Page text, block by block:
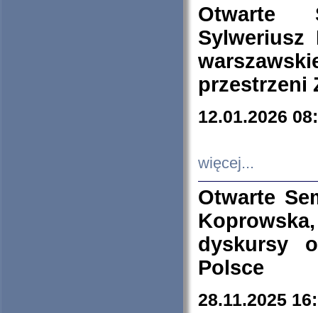
Otwarte
Sylweriusz
przestrzeni
12.01.2026
więcej...
Otwarte
dyskursy
Polsce
28.11.2025